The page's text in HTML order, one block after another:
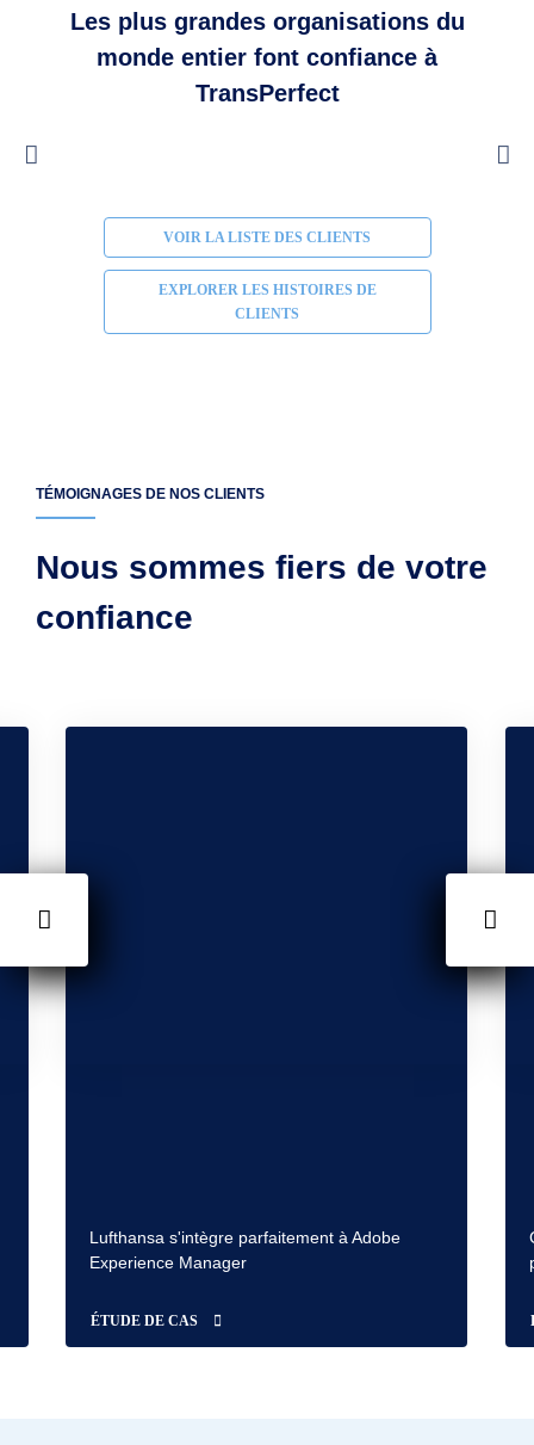
Les plus grandes organisations du
monde entier font confiance à
TransPerfect
VOIR LA LISTE DES CLIENTS
EXPLORER LES HISTOIRES DE
CLIENTS
TÉMOIGNAGES DE NOS CLIENTS
Nous sommes fiers de votre
confiance
Lufthansa s'intègre parfaitement à Adobe
Experience Manager
ÉTUDE DE CAS